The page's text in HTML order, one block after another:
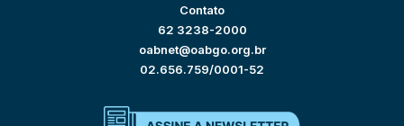
Contato
62 3238-2000
oabnet@oabgo.org.br
02.656.759/0001-52